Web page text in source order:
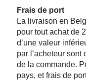
Frais de port
La livraison en
pour tout achat de
d’une valeur
par l’acheteur
de la commande.
pays, et frais de